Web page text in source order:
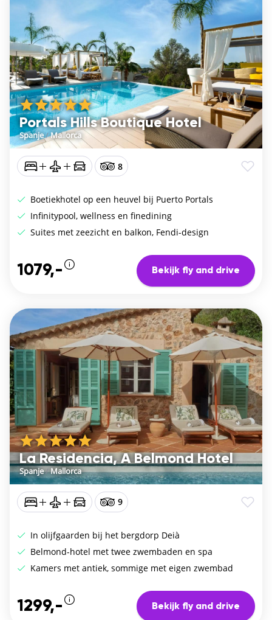
Portals Hills Boutique Hotel
Spanje/Mallorca
8
Boetiekhotel op een heuvel bij Puerto Portals
Infinitypool, wellness en finedining
Suites met zeezicht en balkon, Fendi-design
1079,- Bekijk fly and drive
La Residencia, A Belmond Hotel
Spanje/Mallorca
9
In olijfgaarden bij het bergdorp Deià
Belmond-hotel met twee zwembaden en spa
Kamers met antiek, sommige met eigen zwembad
1299,- Bekijk fly and drive